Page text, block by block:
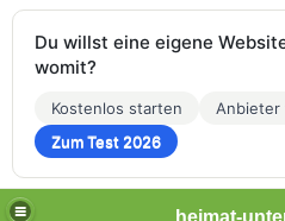
heimat-
Du willst eine eigene
womit?
Kostenlos starten
Anbieter
Zum Test 2026